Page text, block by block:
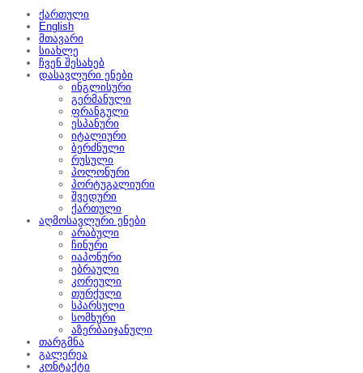
ქართული
English
მთავარი
სიახლე
ჩვენ შესახებ
დასავლური ენები
ინგლისური
გერმანული
ფრანგული
ესპანური
იტალიური
ბერძნული
რუსული
პოლონური
პორტუგალიური
შვედური
ქართული
აღმოსავლური ენები
არაბული
ჩინური
იაპონური
ებრაული
კორეული
თურქული
სპარსული
სომხური
აზერბაიჯანული
თარგმნა
გალერეა
კონტაქტი